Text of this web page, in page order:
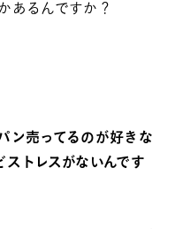
あるんですか？
ン売ってるのが好きな
ストレスがないんです